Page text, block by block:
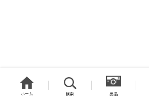
ホーム 検索 出品